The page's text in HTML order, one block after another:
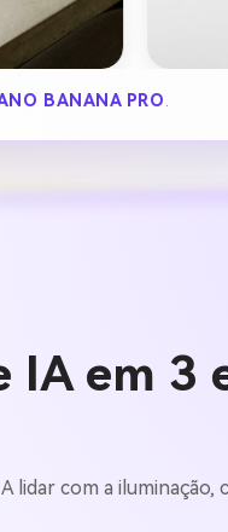
BANANA PRO
IA em 3
lidar com a iluminação,